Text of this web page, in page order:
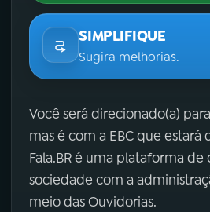
SIMPLIFIQUE
Sugira melhorias.
Você será direcionado(a)
mas é com a EBC que estará
Fala.BR é uma plataforma
sociedade com a
meio das Ouvidorias.